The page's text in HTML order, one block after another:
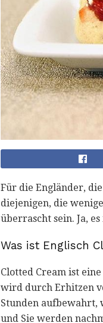
Für die Engländer,
diejenigen, die
überrascht sein. Ja,
Was ist Englisch
Clotted Cream ist
wird durch Erhitzen
Stunden aufbewahrt,
und Sie werden